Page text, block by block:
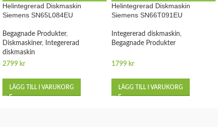
Helintegrerad Diskmaskin
Siemens SN65L084EU
Begagnade Produkter,
Diskmaskiner,
Integererad
diskmaskin
2799 kr
LÄGG TILL I VARUKORG
Helintegrerad Diskmaskin
Siemens SN66T091EU
Integererad diskmaskin,
Begagnade Produkter
1799 kr
LÄGG TILL I VARUKORG